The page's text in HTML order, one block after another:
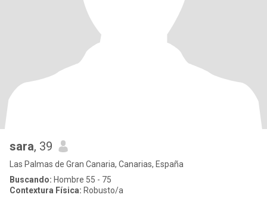
sara, 39
Las Palmas de Gran Canaria, Canarias, España
Buscando: Hombre 55 - 75
Contextura Física: Robusto/a